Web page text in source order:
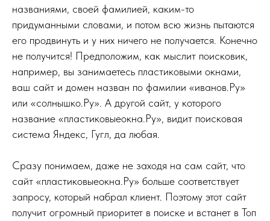
названиями, своей фамилией, каким-то
придуманными словами, и потом всю жизнь пытаются
его продвинуть и у них ничего не получается. Конечно
не получится! Предположим, как мыслит поисковик,
например, вы занимаетесь пластиковыми окнами,
ваш сайт и домен назван по фамилии «иванов.Ру»
или «солнышко.Ру». А другой сайт, у которого
название «пластиковыеокна.Ру», видит поисковая
система Яндекс, Гугл, да любая.
Сразу понимаем, даже не заходя на сам сайт, что
сайт «пластиковыеокна.Ру» больше соответствует
запросу, который набрал клиент. Поэтому этот сайт
получит огромный приоритет в поиске и встанет в Топ